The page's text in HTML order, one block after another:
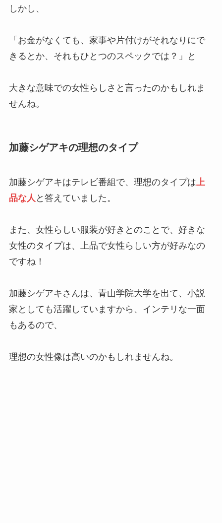
しかし、
「お金がなくても、家事や片付けがそれなりにで
きるとか、それもひとつのスペックでは？」と
大きな意味での女性らしさと言ったのかもしれま
せんね。
加藤シゲアキの理想のタイプ
加藤シゲアキはテレビ番組で、理想のタイプは 上
品な人 と答えていました。
また、女性らしい服装が好きとのことで、好きな
女性のタイプは、上品で女性らしい方が好みなの
ですね！
加藤シゲアキさんは、青山学院大学を出て、小説
家としても活躍していますから、インテリな一面
もあるので、
理想の女性像は高いのかもしれませんね。